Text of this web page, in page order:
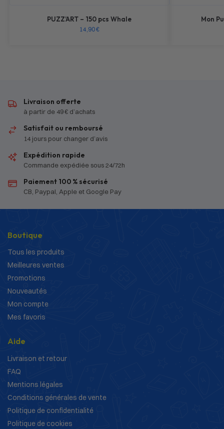
PUZZ’ART – 150 pcs Whale
14,90€
Mon
Livraison offerte
à partir de 49 € d’achats
Satisfait ou remboursé
14 jours pour changer d’avis
Expédition rapide
Commande expédiée sous 24/72h
Paiement 100 % sécurisé
CB, Paypal, Apple et Google Pay
Boutique
Tous les produits
Meilleures ventes
Promotions
Nouveautés
Mon compte
Mes favoris
Aide
Livraison et retour
FAQ
Mentions légales
Conditions générales de vente
Politique de confidentialité
Politique de cookies